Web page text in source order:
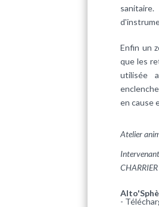
Enfin un
que les
utilisée
en cause
Atelier
-